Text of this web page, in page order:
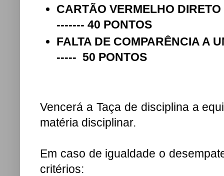
CARTÃO VERMELHO
------- 40 PONTOS
FALTA DE COMPARÊNCIA A
----- 50 PONTOS
Vencerá a Taça de disciplina a
matéria disciplinar.
Em caso de igualdade o
critérios: